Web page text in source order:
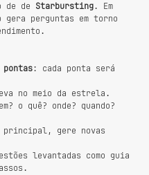
de de Starbursting. Em
perguntas em torno
: cada ponta será
no meio da estrela.
o quê? onde? quando?
principal, gere novas
levantadas como guia